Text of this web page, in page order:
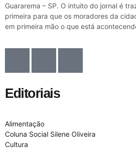
Guararema – SP. O intuito do jornal é
primeira para que os moradores da
em primeira mão o que está
Editoriais
Alimentação
Coluna Social Silene Oliveira
Cultura